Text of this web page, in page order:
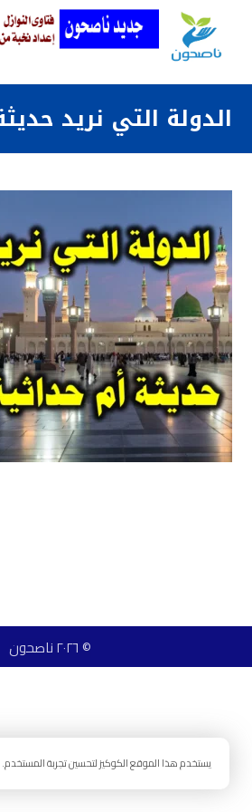
الدولة التي نريد
© ٢٠٢٦ ناصحون
يستخدم هذا الموقع الكوكيز لتحسين تجربة المستخدم.